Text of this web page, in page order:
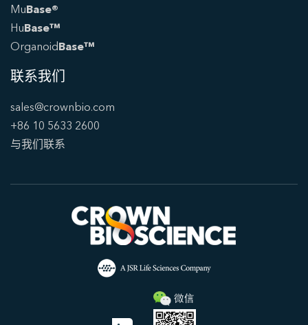
MuBase®
HuBase™
OrganoidBase™
联系我们
sales@crownbio.com
+86 10 5633 2600
与我们联系